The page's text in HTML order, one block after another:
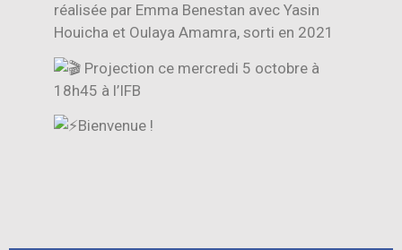
réalisée par Emma Benestan avec Yasin
Houicha et Oulaya Amamra, sorti en 2021
Projection ce mercredi 5 octobre à
18h45 à l’IFB
Bienvenue !